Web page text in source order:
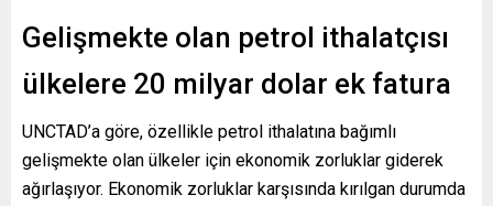
Gelişmekte olan petrol ithalatçısı
ülkelere 20 milyar dolar ek fatura
UNCTAD’a göre, özellikle petrol ithalatına bağımlı
gelişmekte olan ülkeler için ekonomik zorluklar giderek
ağırlaşıyor. Ekonomik zorluklar karşısında kırılgan durumda